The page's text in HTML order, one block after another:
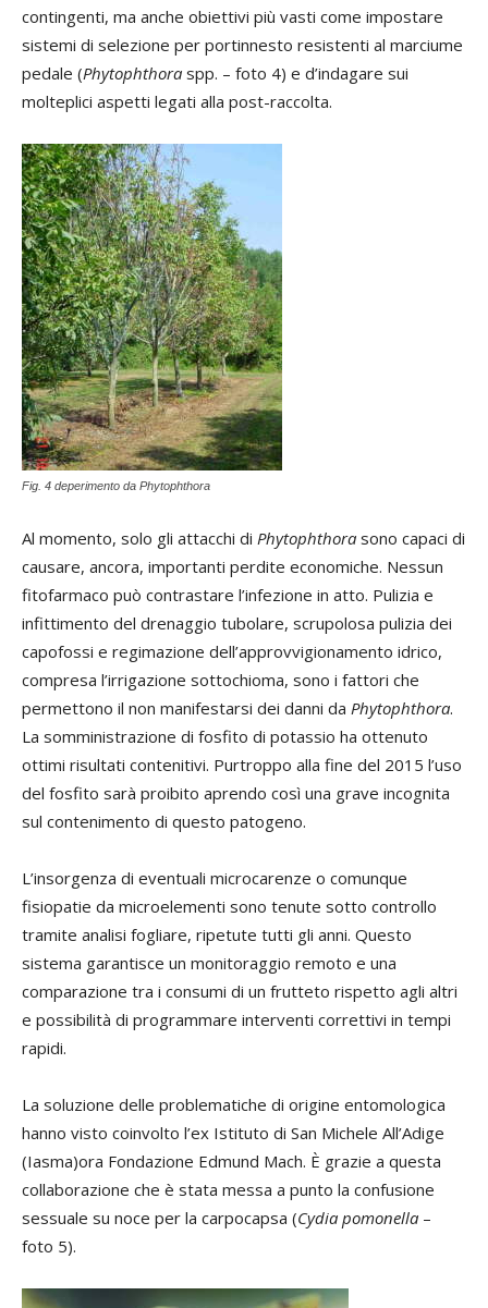
contingenti, ma anche obiettivi più vasti come impostare
sistemi di selezione per portinnesto resistenti al marciume
pedale (Phytophthora spp. – foto 4) e d’indagare sui
molteplici aspetti legati alla post-raccolta.
Fig. 4 deperimento da Phytophthora
Al momento, solo gli attacchi di Phytophthora sono capaci di
causare, ancora, importanti perdite economiche. Nessun
fitofarmaco può contrastare l’infezione in atto. Pulizia e
infittimento del drenaggio tubolare, scrupolosa pulizia dei
capofossi e regimazione dell’approvvigionamento idrico,
compresa l’irrigazione sottochioma, sono i fattori che
permettono il non manifestarsi dei danni da Phytophthora.
La somministrazione di fosfito di potassio ha ottenuto
ottimi risultati contenitivi. Purtroppo alla fine del 2015 l’uso
del fosfito sarà proibito aprendo così una grave incognita
sul contenimento di questo patogeno.
L’insorgenza di eventuali microcarenze o comunque
fisiopatie da microelementi sono tenute sotto controllo
tramite analisi fogliare, ripetute tutti gli anni. Questo
sistema garantisce un monitoraggio remoto e una
comparazione tra i consumi di un frutteto rispetto agli altri
e possibilità di programmare interventi correttivi in tempi
rapidi.
La soluzione delle problematiche di origine entomologica
hanno visto coinvolto l’ex Istituto di San Michele All’Adige
(Iasma)ora Fondazione Edmund Mach. È grazie a questa
collaborazione che è stata messa a punto la confusione
sessuale su noce per la carpocapsa (Cydia pomonella –
foto 5).